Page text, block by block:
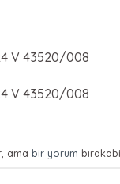
V 43520/008
V 43520/008
ama bir yorum